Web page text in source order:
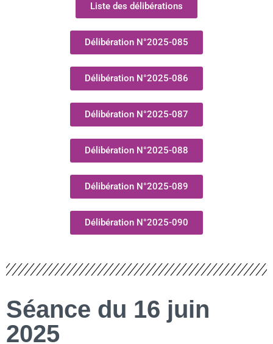
Liste des délibérations
Délibération N°2025-085
Délibération N°2025-086
Délibération N°2025-087
Délibération N°2025-088
Délibération N°2025-089
Délibération N°2025-090
Séance du 16 juin
2025